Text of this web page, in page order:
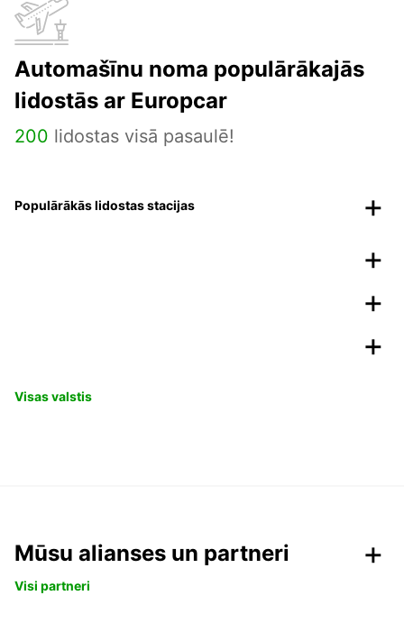
Automašīnu noma populārākajās
lidostās ar Europcar
200 lidostas visā pasaulē!
Populārākās lidostas stacijas
Visas valstis
Mūsu alianses un partneri
Visi partneri